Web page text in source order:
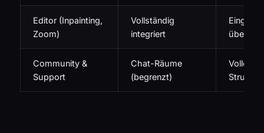
Editor (Inpainting,
Zoom)
Vollständig
integriert
über
Community &
Support
Chat-Räume
(begrenzt)
Volle
Struktur